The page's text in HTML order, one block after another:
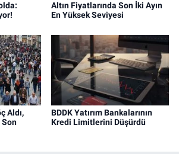
Altın Fiyatlarında Son İki Ayın
En Yüksek Seviyesi
Aldı,
Son
BDDK Yatırım Bankalarının
Kredi Limitlerini Düşürdü